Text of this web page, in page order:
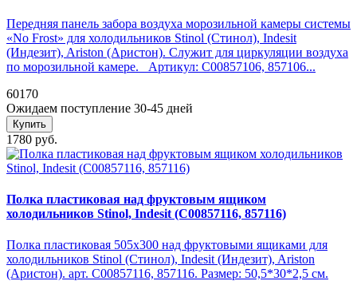
Передняя панель забора воздуха морозильной камеры системы
«No Frost» для холодильников Stinol (Стинол), Indesit
(Индезит), Ariston (Аристон). Служит для циркуляции воздуха
по морозильной камере. Артикул: C00857106, 857106...
60170
Ожидаем поступление 30-45 дней
Купить
1780 руб.
Полка пластиковая над фруктовым ящиком
холодильников Stinol, Indesit (C00857116, 857116)
Полка пластиковая 505х300 над фруктовыми ящиками для
холодильников Stinol (Стинол), Indesit (Индезит), Ariston
(Аристон). арт. C00857116, 857116. Размер: 50,5*30*2,5 см.